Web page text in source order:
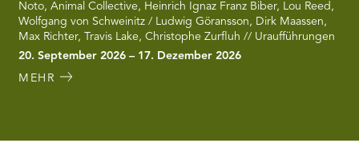
Noto, Animal Collective, Heinrich Ignaz Franz Biber, Lou Reed,
Wolfgang von Schweinitz / Ludwig Göransson, Dirk Maassen,
Max Richter, Travis Lake, Christophe Zurfluh // Uraufführungen
20. September 2026 – 17. Dezember 2026
MEHR